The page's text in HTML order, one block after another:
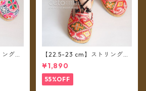
グシ
【22.5-23 cm】ストリングシ
ューズ モン族布 A
¥1,890
55%OFF